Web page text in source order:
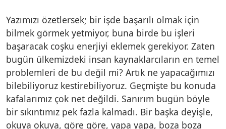
Yazımızı özetlersek; bir işde başarılı olmak için
bilmek görmek yetmiyor, buna birde bu işleri
başaracak coşku enerjiyi eklemek gerekiyor. Zaten
bugün ülkemizdeki insan kaynaklarcıların en temel
problemleri de bu değil mi? Artık ne yapacağımızı
bilebiliyoruz kestirebiliyoruz. Geçmişte bu konuda
kafalarımız çok net değildi. Sanırım bugün böyle
bir sıkıntımız pek fazla kalmadı. Bir başka deyişle,
okuya okuya, göre göre, yapa yapa, boza boza